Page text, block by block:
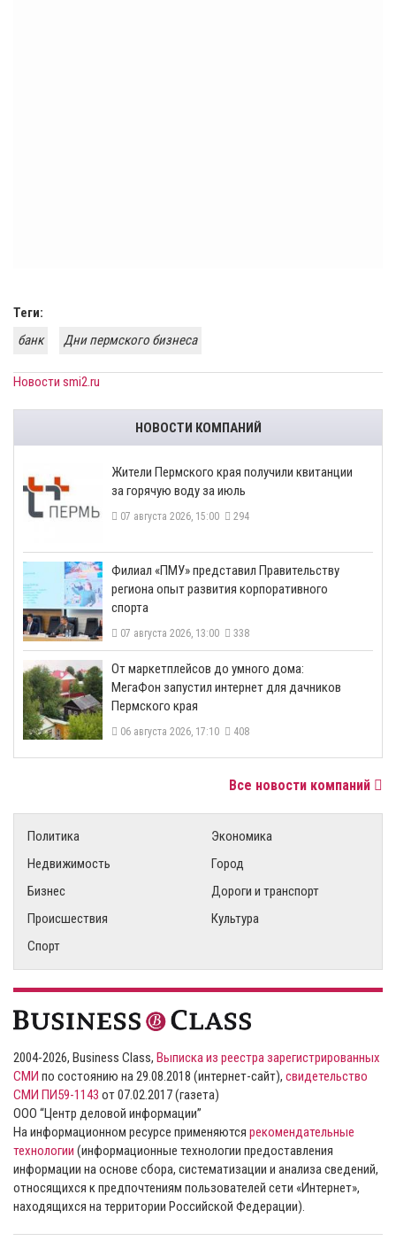
Теги:
банк
Дни пермского бизнеса
Новости smi2.ru
НОВОСТИ КОМПАНИЙ
​Жители Пермского края получили квитанции
за горячую воду за июль
07 августа 2026, 15:00 294
​Филиал «ПМУ» представил Правительству
региона опыт развития корпоративного
спорта
07 августа 2026, 13:00 338
От маркетплейсов до умного дома:
МегаФон запустил интернет для дачников
Пермского края
06 августа 2026, 17:10 408
Все новости компаний
Политика
Экономика
Недвижимость
Город
Бизнес
Дороги и транспорт
Происшествия
Культура
Спорт
2004-2026, Business Class, Выписка из реестра зарегистрированных
СМИ по состоянию на 29.08.2018 (интернет-сайт), свидетельство
СМИ ПИ59-1143 от 07.02.2017 (газета)
ООО “Центр деловой информации”
На информационном ресурсе применяются рекомендательные
технологии (информационные технологии предоставления
информации на основе сбора, систематизации и анализа сведений,
относящихся к предпочтениям пользователей сети «Интернет»,
находящихся на территории Российской Федерации).